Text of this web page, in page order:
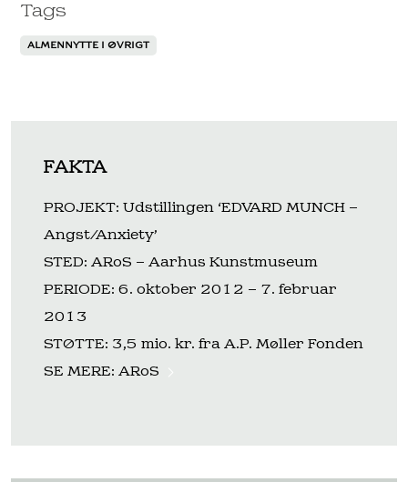
Tags
ALMENNYTTE I ØVRIGT
FAKTA
PROJEKT: Udstillingen ‘EDVARD MUNCH –
Angst/Anxiety’
STED: ARoS – Aarhus Kunstmuseum
PERIODE: 6. oktober 2012 – 7. februar
2013
STØTTE: 3,5 mio. kr. fra A.P. Møller Fonden
SE MERE: ARoS